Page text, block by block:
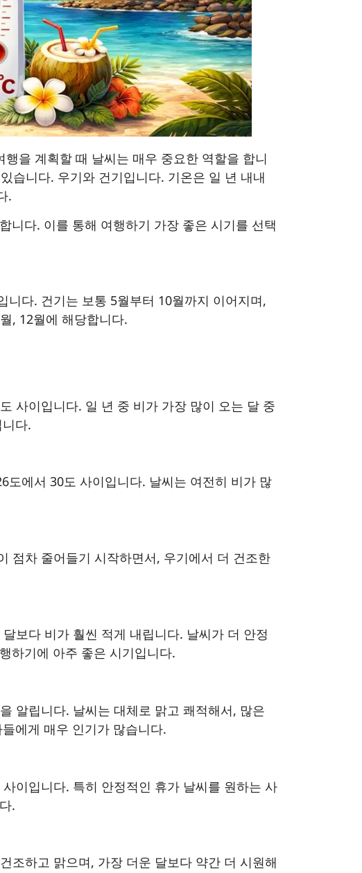
을 계획할 때 날씨는 매우 중요한 역할을 합니
습니다. 우기와 건기입니다. 기온은 일 년 내내
.
니다. 이를 통해 여행하기 가장 좋은 시기를 선택
니다. 건기는 보통 5월부터 10월까지 이어지며,
, 12월에 해당합니다.
사이입니다. 일 년 중 비가 가장 많이 오는 달 중
다.
에서 30도 사이입니다. 날씨는 여전히 비가 많
점차 줄어들기 시작하면서, 우기에서 더 건조한
보다 비가 훨씬 적게 내립니다. 날씨가 더 안정
하기에 아주 좋은 시기입니다.
알립니다. 날씨는 대체로 맑고 쾌적해서, 많은
에게 매우 인기가 많습니다.
이입니다. 특히 안정적인 휴가 날씨를 원하는 사
.
조하고 맑으며, 가장 더운 달보다 약간 더 시원해